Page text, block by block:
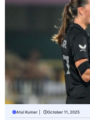
Atul Kumar October 11, 2025